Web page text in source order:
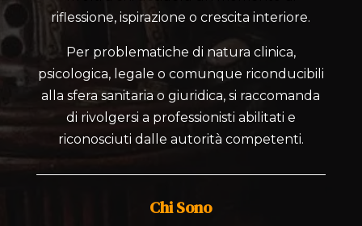
riflessione, ispirazione o crescita interiore.
Per problematiche di natura clinica,
psicologica, legale o comunque riconducibili
alla sfera sanitaria o giuridica, si raccomanda
di rivolgersi a professionisti abilitati e
riconosciuti dalle autorità competenti.
Chi Sono